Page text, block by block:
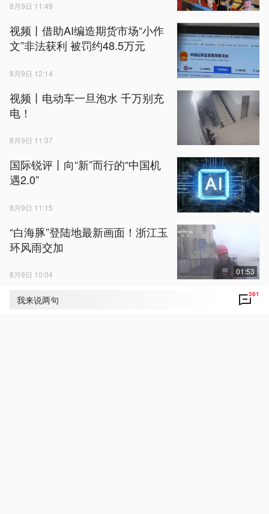
我来说两句 361
8月9日 11:49
视频丨借助AI编造期货市场“小作
文”非法获利 被罚约48.5万元
8月9日 12:14
视频丨电动车一旦泡水 千万别充
电！
8月9日 11:37
国际锐评丨向“新”而行的“中国机
遇2.0”
8月9日 11:15
“白海豚”登陆地最新画面！浙江玉
环风雨交加
8月9日 10:04 01:53
香港刷新1884年以来最高气温纪